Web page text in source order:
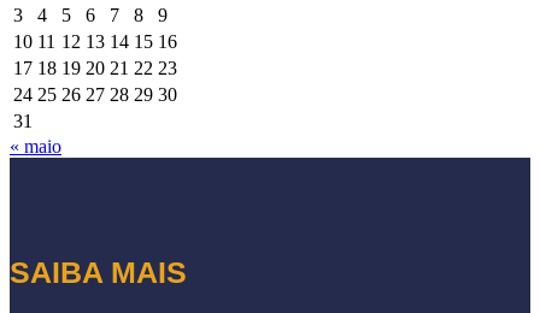
3
4 5 6 7 8
9
10 11 12 13 14 15 16
17 18 19 20 21 22 23
24 25 26 27 28 29 30
31
« maio
SAIBA MAIS